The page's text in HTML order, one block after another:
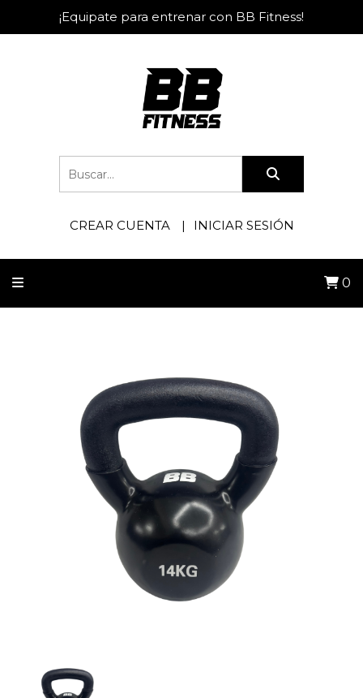
¡Equipate para entrenar con BB Fitness!
CREAR CUENTA INICIAR SESIÓN
0